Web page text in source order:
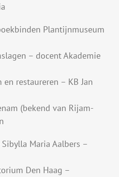
Plantijnmuseum
– docent Akademie
restaureren – KB Jan
(bekend van Rijam-
Maria Aalbers –
Den Haag –